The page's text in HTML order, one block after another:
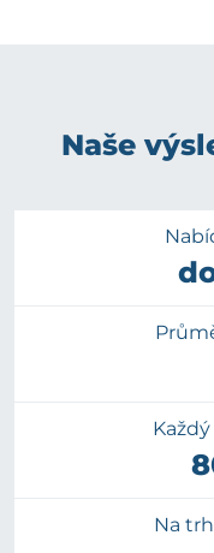
Naše
Na